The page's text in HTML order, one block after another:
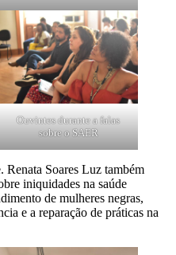
Ouvintes durante a falas
sobre o SAER
Soares Luz também
iniquidades na saúde
de mulheres negras,
e a reparação de práticas na